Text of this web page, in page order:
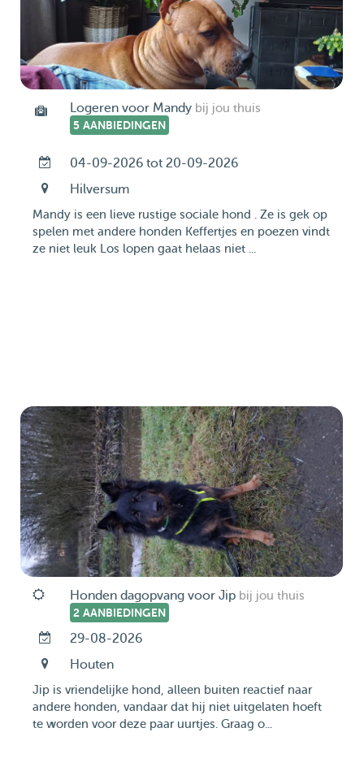
Logeren voor Mandy bij jou thuis
5 AANBIEDINGEN
04-09-2026 tot 20-09-2026
Hilversum
Mandy is een lieve rustige sociale hond . Ze is gek op
spelen met andere honden Keffertjes en poezen vindt
ze niet leuk Los lopen gaat helaas niet ...
Honden dagopvang voor Jip bij jou thuis
2 AANBIEDINGEN
29-08-2026
Houten
Jip is vriendelijke hond, alleen buiten reactief naar
andere honden, vandaar dat hij niet uitgelaten hoeft
te worden voor deze paar uurtjes. Graag o...